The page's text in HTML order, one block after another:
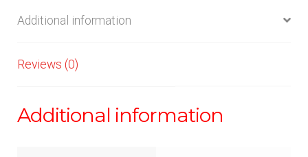
Additional information
Reviews (0)
Additional information